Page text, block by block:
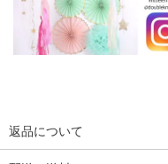
返品について